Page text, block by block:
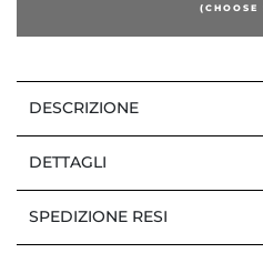
(CHOOSE
DESCRIZIONE
DETTAGLI
SPEDIZIONE RESI